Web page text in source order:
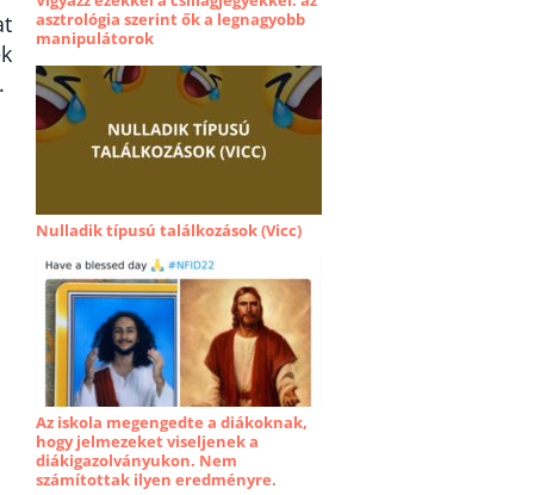
asztrológia szerint ők a legnagyobb
manipulátorok
Nulladik típusú találkozások (Vicc)
Az iskola megengedte a diákoknak,
hogy jelmezeket viseljenek a
diákigazolványukon. Nem
számítottak ilyen eredményre.